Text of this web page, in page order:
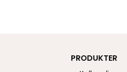
PRODUKTER